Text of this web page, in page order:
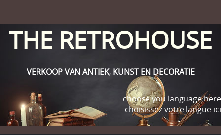
THE RETROHOUSE
VERKOOP VAN ANTIEK, KUNST EN DECORATIE
choose you language here
choisissez votre langue ici